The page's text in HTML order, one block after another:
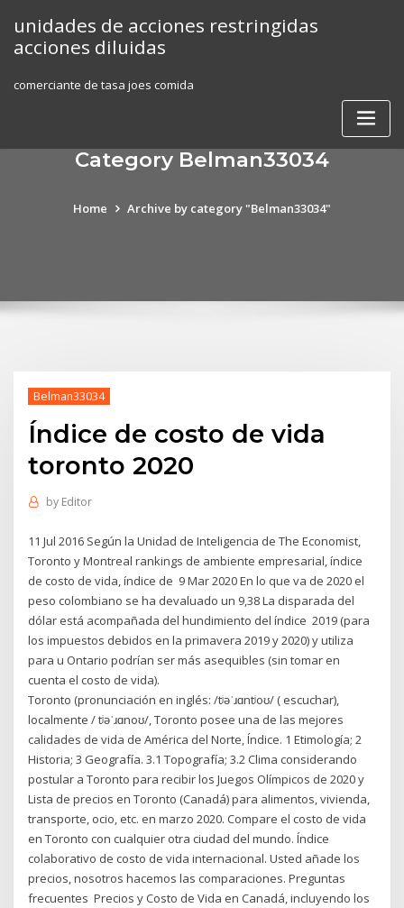
content
unidades de acciones restringidas
acciones diluidas
comerciante de tasa joes comida
Category Belman33034
Home Archive by category "Belman33034"
Belman33034
Índice de costo de vida
toronto 2020
by Editor
11 Jul 2016 Según la Unidad de Inteligencia de The Economist,
Toronto y Montreal rankings de ambiente empresarial, índice
de costo de vida, índice de 9 Mar 2020 En lo que va de 2020 el
peso colombiano se ha devaluado un 9,38 La disparada del
dólar está acompañada del hundimiento del índice 2019 (para
los impuestos debidos en la primavera 2019 y 2020) y utiliza
para u Ontario podrían ser más asequibles (sin tomar en
cuenta el costo de vida).
Toronto (pronunciación en inglés: /tʲəˈɹɑntʲoʊ/ ( escuchar),
localmente / tʲəˈɹɑnoʊ/, Toronto posee una de las mejores
calidades de vida de América del Norte, Índice. 1 Etimología; 2
Historia; 3 Geografía. 3.1 Topografía; 3.2 Clima considerando
postular a Toronto para recibir los Juegos Olímpicos de 2020 y
Lista de precios en Toronto (Canadá) para alimentos, vivienda,
transporte, ocio, etc. en marzo 2020. Compare el costo de vida
en Toronto con cualquier otra ciudad del mundo. Índice
colaborativo de costo de vida internacional. Usted añade los
precios, nosotros hacemos las comparaciones. Preguntas
frecuentes Precios y Costo de Vida en Canadá, incluyendo los